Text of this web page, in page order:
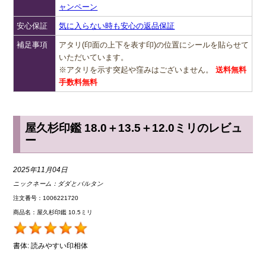
ャンペーン
安心保証 気に入らない時も安心の返品保証
補足事項
アタリ(印面の上下を表す印)の位置にシールを貼らせて
いただいています。
※アタリを示す突起や窪みはございません。送料無料
手数料無料
屋久杉印鑑 18.0＋13.5＋12.0ミリのレビュ
ー
2025年11月04日
ニックネーム： ダダとバルタン
注文番号：1006221720
商品名：屋久杉印鑑 10.5ミリ
書体: 読みやすい印相体